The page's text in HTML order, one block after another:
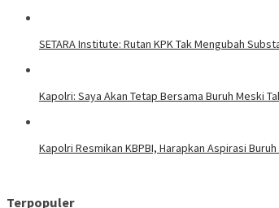
SETARA Institute: Rutan KPK Tak Mengubah
Kapolri: Saya Akan Tetap Bersama Buruh Meski
Kapolri Resmikan KBPBI, Harapkan Aspirasi
Terpopuler